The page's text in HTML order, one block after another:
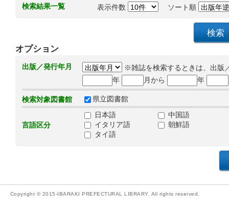
検索結果一覧 表示件数 ソート順
オプション
出版／発行年月
※雑誌を検索するときは、出版
年
月から 年
検索対象図書館 県立図書館
言語区分
日本語
中国語
イタリア語
朝鮮語
タイ語
Copyright © 2015-IBARAKI PREFECTURAL LIBRARY. All rights reserved.